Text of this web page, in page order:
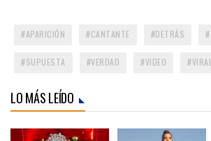
APARICIÓN CANTANTE DETRÁS
SUPUESTA VERDAD VIDEO VIRAL
LO MÁS LEÍDO